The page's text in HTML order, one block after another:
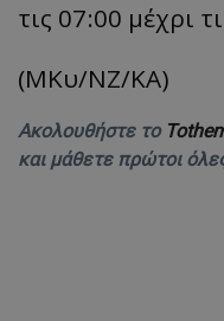
τις 07:00 μέχρι
(ΜΚυ/ΝΖ/KA)
Ακολουθήστε το
και μάθετε πρώτοι